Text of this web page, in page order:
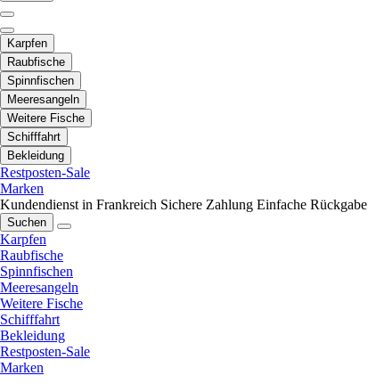
Karpfen
Raubfische
Spinnfischen
Meeresangeln
Weitere Fische
Schifffahrt
Bekleidung
Restposten-Sale
Marken
Kundendienst in Frankreich Sichere Zahlung Einfache Rückgabe
Suchen
Karpfen
Raubfische
Spinnfischen
Meeresangeln
Weitere Fische
Schifffahrt
Bekleidung
Restposten-Sale
Marken